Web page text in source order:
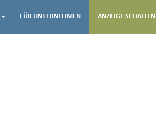
FÜR UNTERNEHMEN ANZEIGE SCHALTEN